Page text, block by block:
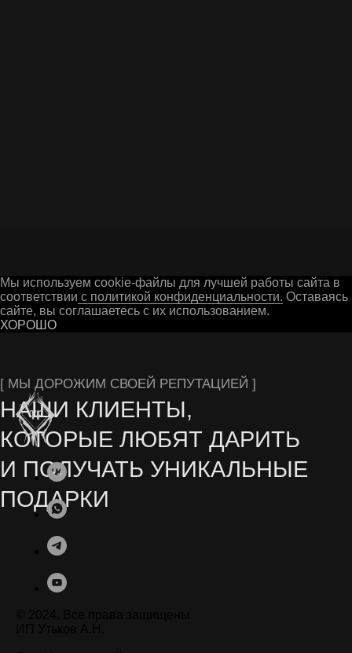
Остались вопросы? Заполните форму на сайте
или свяжитесь с нами в мессенджерах
СЕРИАЛОВ ОТ NETFLIX
Мы используем cookie-файлы для лучшей работы сайта в
соответствии с политикой конфиденциальности. Оставаясь
сайте, вы соглашаетесь с их использованием.
ХОРОШО